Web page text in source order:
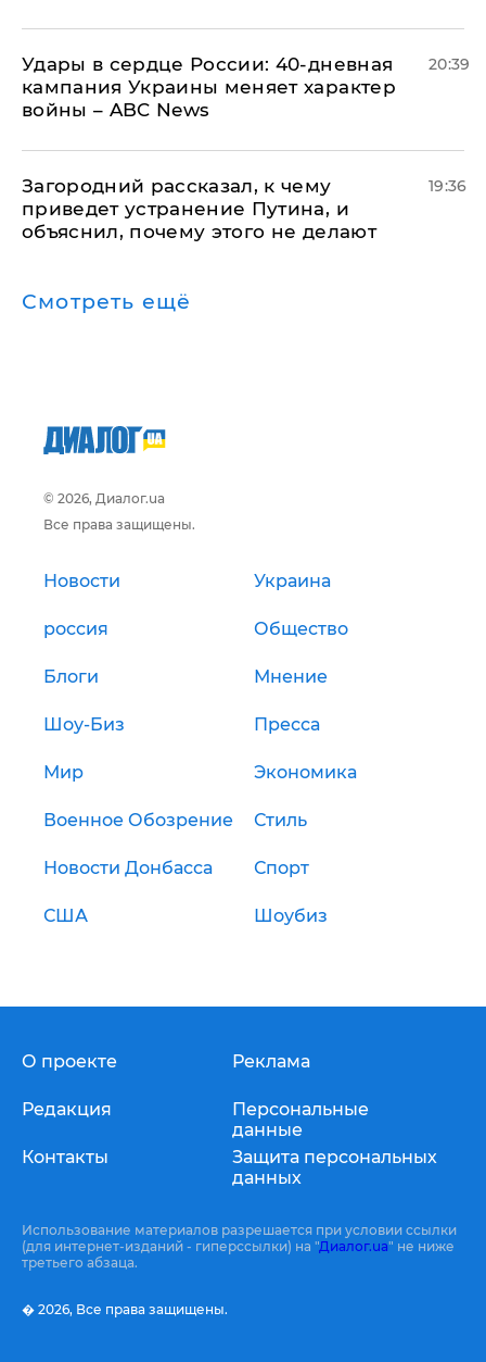
Удары в сердце России: 40-дневная
кампания Украины меняет характер
войны – ABC News
20:39
Загородний рассказал, к чему
приведет устранение Путина, и
объяснил, почему этого не делают
19:36
Смотреть ещё
© 2026, Диалог.ua
Все права защищены.
Новости Украина
россия Общество
Блоги Мнение
Шоу-Биз Пресса
Мир Экономика
Военное Обозрение Стиль
Новости Донбасса Спорт
США Шоубиз
О проекте
Редакция
Контакты
Реклама
Персональные
данные
Защита персональных
данных
Использование материалов разрешается при условии ссылки
(для интернет-изданий - гиперссылки) на "Диалог.ua" не ниже
третьего абзаца.
� 2026, Все права защищены.